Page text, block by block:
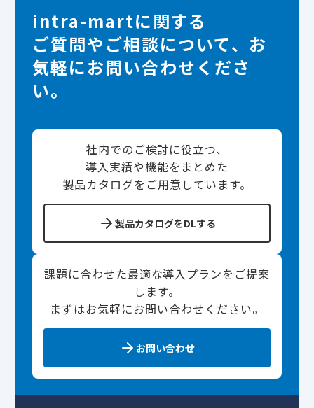
intra-martに関する
ご質問やご相談について、お
気軽にお問い合わせくださ
い。
社内でのご検討に役立つ、
導入実績や機能をまとめた
製品カタログをご用意しています。
製品カタログをDLする
課題に合わせた最適な導入プランをご提案
します。
まずはお気軽にお問い合わせください。
お問い合わせ